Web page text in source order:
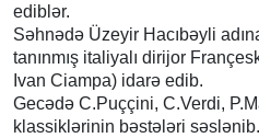
ediblər.
Səhnədə Üzeyir Hacıbəyli
tanınmış italiyalı dirijor
Ivan Ciampa) idarə edib.
Gecədə C.Puççini, C.Verdi,
klassiklərinin bəstələri səslənib.